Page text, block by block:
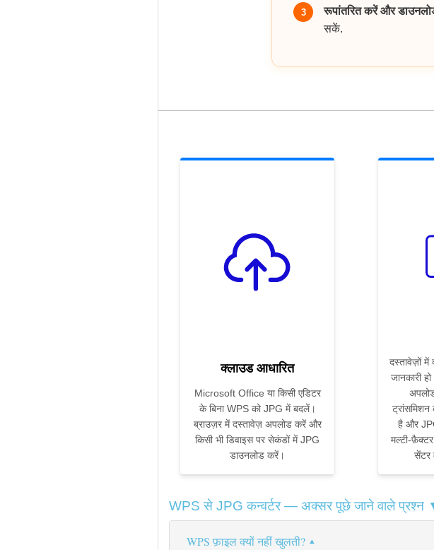
3 रूपांतरित करें और
सकें.
क्लाउड आधारित
Microsoft Office या किसी एडिटर
के बिना WPS को JPG में बदलें।
ब्राउज़र में दस्तावेज़ अपलोड करें और
किसी भी डिवाइस पर सेकंडों में JPG
डाउनलोड करें।
दस्तावेज़ों में
जानकारी
ट्रांसमिशन
है और
मल्टी-
सेंटर
WPS से JPG कन्वर्टर — अक्सर पूछे जाने वाले प्रश्न
WPS फ़ाइल क्यों नहीं खुलती?